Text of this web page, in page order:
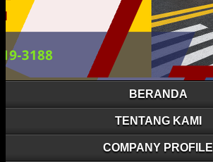
BERANDA
TENTANG KAMI
COMPANY PROFILE